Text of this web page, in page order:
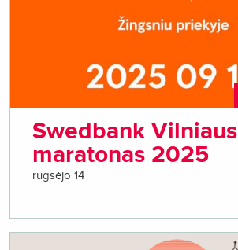
Swedbank Vilniaus
maratonas 2025
rugsėjo 14